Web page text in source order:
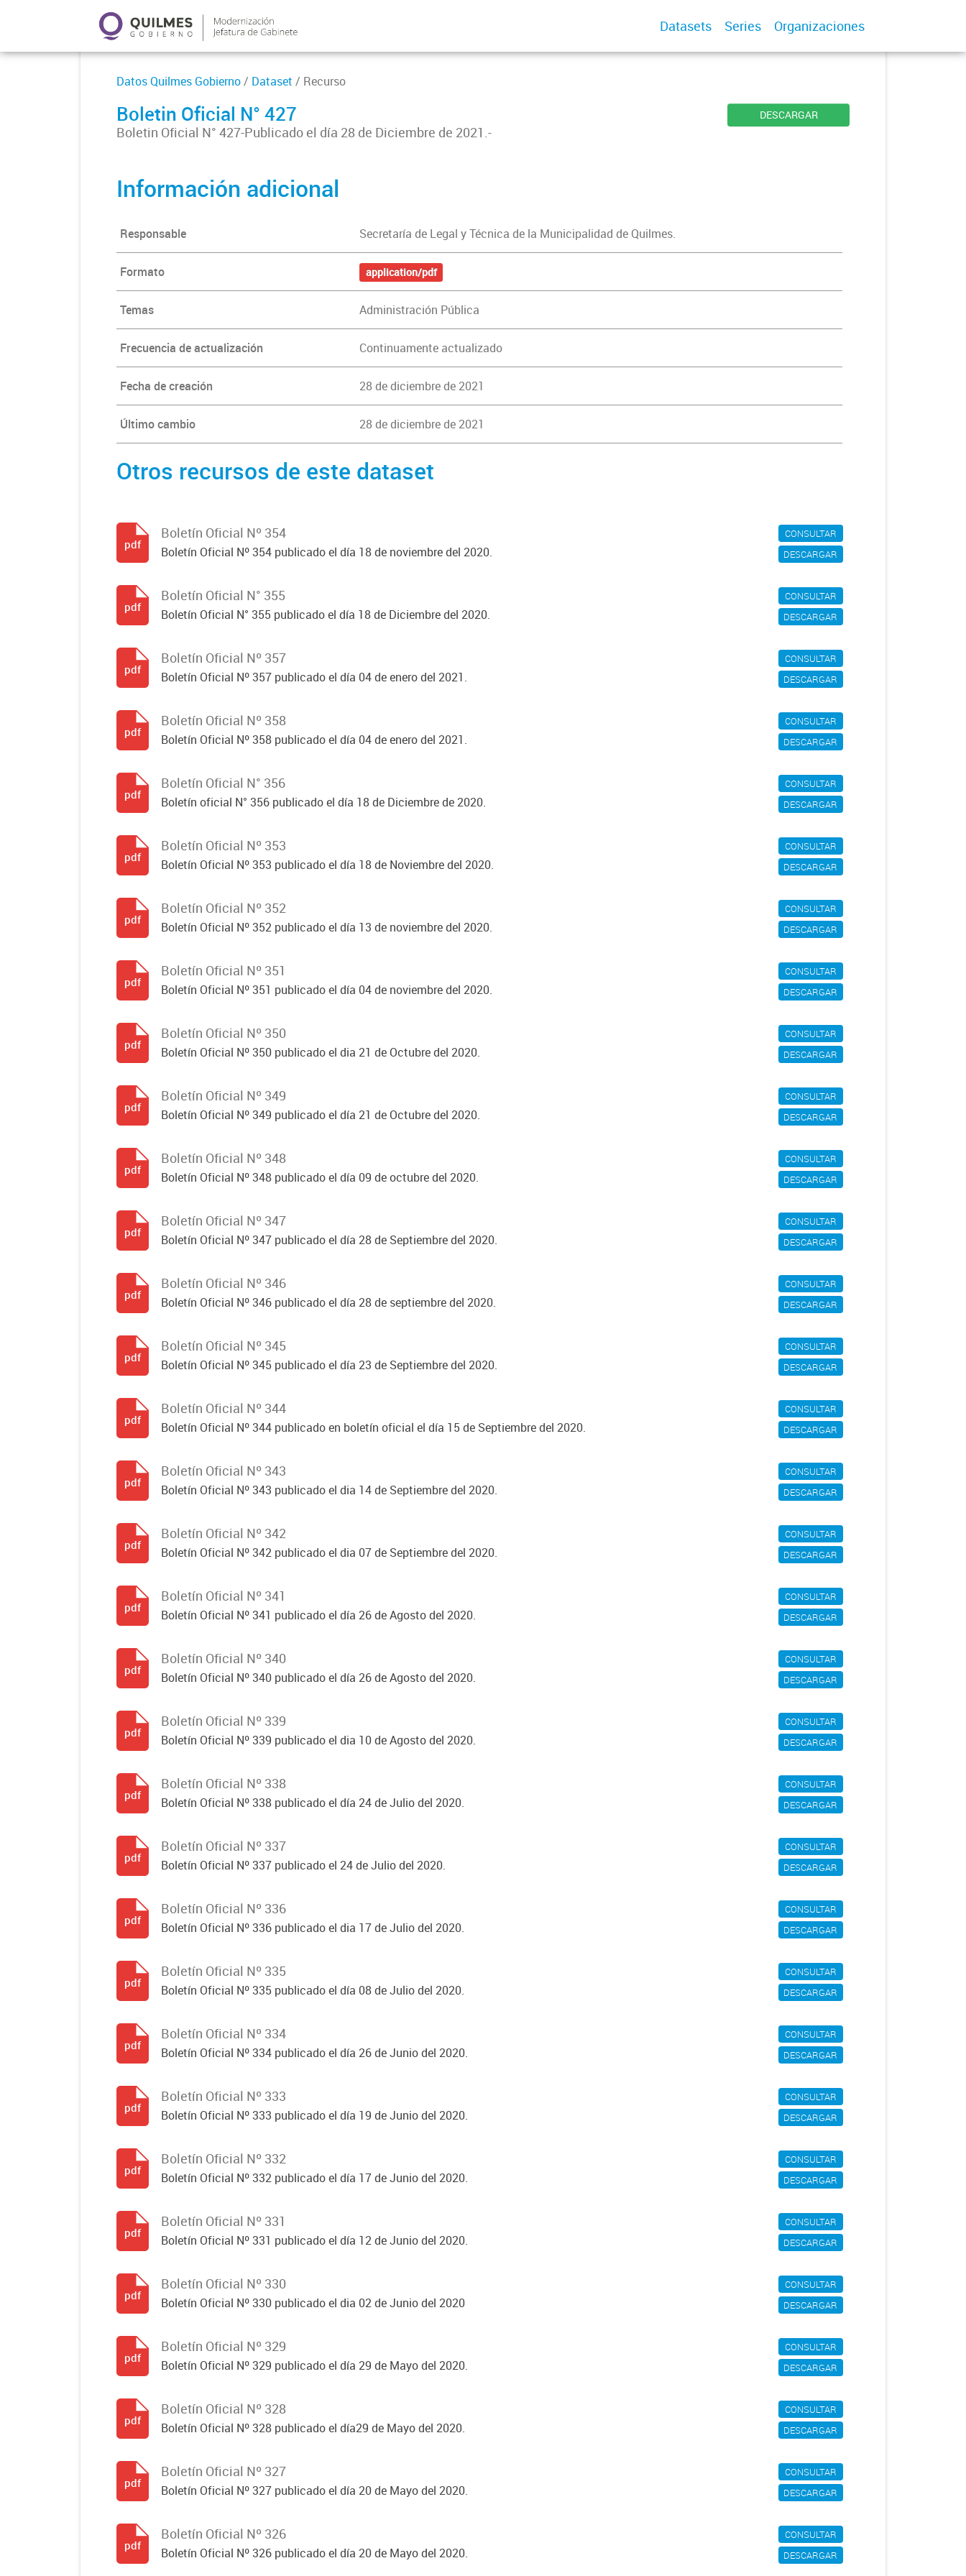
Datasets Series Organizaciones
Datos Quilmes Gobierno/ Dataset / Recurso
Boletin Oficial N° 427
Boletin Oficial N° 427-Publicado el día 28 de Diciembre de 2021.-
DESCARGAR
Información adicional
Responsable Secretaría de Legal y Técnica de la Municipalidad de Quilmes.
Formato application/pdf
Temas Administración Pública
Frecuencia de actualización Continuamente actualizado
Fecha de creación 28 de diciembre de 2021
Último cambio 28 de diciembre de 2021
Otros recursos de este dataset
CONSULTAR
DESCARGAR
Boletín Oficial Nº 354
Boletín Oficial Nº 354 publicado el día 18 de noviembre del 2020.
pdf
CONSULTAR
DESCARGAR
Boletín Oficial N° 355
Boletín Oficial N° 355 publicado el día 18 de Diciembre del 2020.
pdf
CONSULTAR
DESCARGAR
Boletín Oficial Nº 357
Boletín Oficial Nº 357 publicado el día 04 de enero del 2021.
pdf
CONSULTAR
DESCARGAR
Boletín Oficial Nº 358
Boletín Oficial Nº 358 publicado el día 04 de enero del 2021.
pdf
CONSULTAR
DESCARGAR
Boletín Oficial N° 356
Boletín oficial N° 356 publicado el día 18 de Diciembre de 2020.
pdf
CONSULTAR
DESCARGAR
Boletín Oficial Nº 353
Boletín Oficial Nº 353 publicado el día 18 de Noviembre del 2020.
pdf
CONSULTAR
DESCARGAR
Boletín Oficial Nº 352
Boletín Oficial Nº 352 publicado el día 13 de noviembre del 2020.
pdf
CONSULTAR
DESCARGAR
Boletín Oficial Nº 351
Boletín Oficial Nº 351 publicado el día 04 de noviembre del 2020.
pdf
CONSULTAR
DESCARGAR
Boletín Oficial Nº 350
Boletín Oficial Nº 350 publicado el dia 21 de Octubre del 2020.
pdf
CONSULTAR
DESCARGAR
Boletín Oficial Nº 349
Boletín Oficial Nº 349 publicado el día 21 de Octubre del 2020.
pdf
CONSULTAR
DESCARGAR
Boletín Oficial Nº 348
Boletín Oficial Nº 348 publicado el día 09 de octubre del 2020.
pdf
CONSULTAR
DESCARGAR
Boletín Oficial Nº 347
Boletín Oficial Nº 347 publicado el día 28 de Septiembre del 2020.
pdf
CONSULTAR
DESCARGAR
Boletín Oficial Nº 346
Boletín Oficial Nº 346 publicado el día 28 de septiembre del 2020.
pdf
CONSULTAR
DESCARGAR
Boletín Oficial Nº 345
Boletín Oficial Nº 345 publicado el día 23 de Septiembre del 2020.
pdf
CONSULTAR
DESCARGAR
Boletín Oficial Nº 344
Boletín Oficial Nº 344 publicado en boletín oficial el día 15 de Septiembre del 2020.
pdf
CONSULTAR
DESCARGAR
Boletín Oficial Nº 343
Boletín Oficial Nº 343 publicado el dia 14 de Septiembre del 2020.
pdf
CONSULTAR
DESCARGAR
Boletín Oficial Nº 342
Boletín Oficial Nº 342 publicado el dia 07 de Septiembre del 2020.
pdf
CONSULTAR
DESCARGAR
Boletín Oficial Nº 341
Boletín Oficial Nº 341 publicado el día 26 de Agosto del 2020.
pdf
CONSULTAR
DESCARGAR
Boletín Oficial Nº 340
Boletín Oficial Nº 340 publicado el día 26 de Agosto del 2020.
pdf
CONSULTAR
DESCARGAR
Boletín Oficial Nº 339
Boletín Oficial Nº 339 publicado el dia 10 de Agosto del 2020.
pdf
CONSULTAR
DESCARGAR
Boletín Oficial Nº 338
Boletín Oficial Nº 338 publicado el día 24 de Julio del 2020.
pdf
CONSULTAR
DESCARGAR
Boletín Oficial Nº 337
Boletín Oficial Nº 337 publicado el 24 de Julio del 2020.
pdf
CONSULTAR
DESCARGAR
Boletín Oficial Nº 336
Boletín Oficial Nº 336 publicado el dia 17 de Julio del 2020.
pdf
CONSULTAR
DESCARGAR
Boletín Oficial Nº 335
Boletín Oficial Nº 335 publicado el día 08 de Julio del 2020.
pdf
CONSULTAR
DESCARGAR
Boletín Oficial Nº 334
Boletín Oficial Nº 334 publicado el día 26 de Junio del 2020.
pdf
CONSULTAR
DESCARGAR
Boletín Oficial Nº 333
Boletín Oficial Nº 333 publicado el día 19 de Junio del 2020.
pdf
CONSULTAR
DESCARGAR
Boletín Oficial Nº 332
Boletín Oficial Nº 332 publicado el día 17 de Junio del 2020.
pdf
CONSULTAR
DESCARGAR
Boletín Oficial Nº 331
Boletín Oficial Nº 331 publicado el día 12 de Junio del 2020.
pdf
CONSULTAR
DESCARGAR
Boletín Oficial Nº 330
Boletín Oficial Nº 330 publicado el dia 02 de Junio del 2020
pdf
CONSULTAR
DESCARGAR
Boletín Oficial Nº 329
Boletín Oficial Nº 329 publicado el día 29 de Mayo del 2020.
pdf
CONSULTAR
DESCARGAR
Boletín Oficial Nº 328
Boletín Oficial Nº 328 publicado el día29 de Mayo del 2020.
pdf
CONSULTAR
DESCARGAR
Boletín Oficial Nº 327
Boletín Oficial Nº 327 publicado el día 20 de Mayo del 2020.
pdf
CONSULTAR
DESCARGAR
Boletín Oficial Nº 326
Boletín Oficial Nº 326 publicado el día 20 de Mayo del 2020.
pdf